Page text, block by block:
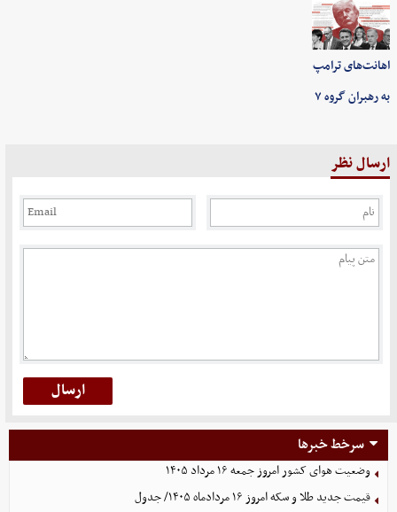
اهانت‌های ترامپ
به رهبران گروه ۷
ارسال نظر
سرخط خبرها
وضعیت هوای کشور امروز جمعه ۱۶ مرداد ۱۴۰۵
قیمت جدید طلا و سکه امروز ۱۶ مردادماه ۱۴۰۵/ جدول